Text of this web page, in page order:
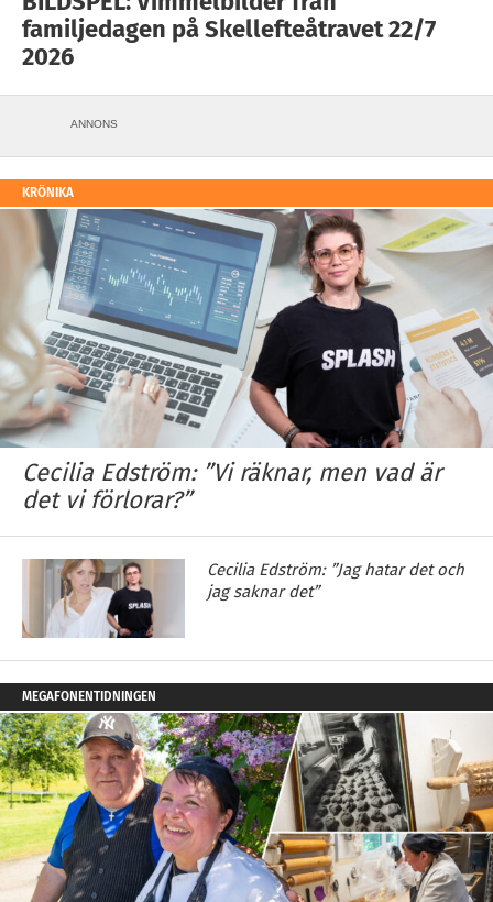
familjedagen på Skellefteåtravet 22/7
2026
ANNONS
KRÖNIKA
Cecilia Edström: ”Vi räknar, men vad är
det vi förlorar?”
Cecilia Edström: ”Jag hatar det och
jag saknar det”
MEGAFONENTIDNINGEN